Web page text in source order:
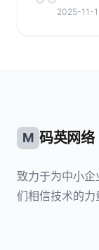
2025-11-
M 码英网络
致力于为中小
们相信技术的力